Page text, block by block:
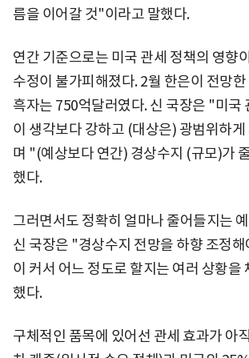
름을 이어갈 것"이라고 말했다.
연간 기준으로는 미국 관세 정책의 영향
수정이 불가피해졌다. 2월 한은이 전망한
흑자는 750억달러였다. 신 국장은 "미국
이 생각보다 강하고 (대상은) 광범위하
며 "(예상보다 연간) 경상수지 (규모)가
했다.
그러면서도 정확히 얼마나 줄어들지는
신 국장은 "경상수지 전망을 하향 조정
이 커서 어느 정도로 할지는 여러 상황을
했다.
구체적인 품목에 있어선 관세 효과가 아